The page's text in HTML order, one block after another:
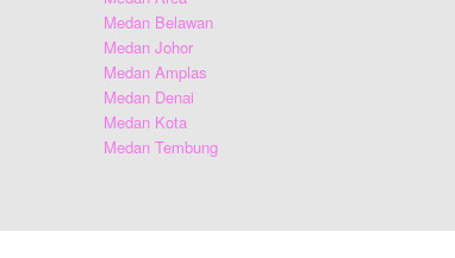
Medan Belawan
Medan Johor
Medan Amplas
Medan Denai
Medan Kota
Medan Tembung